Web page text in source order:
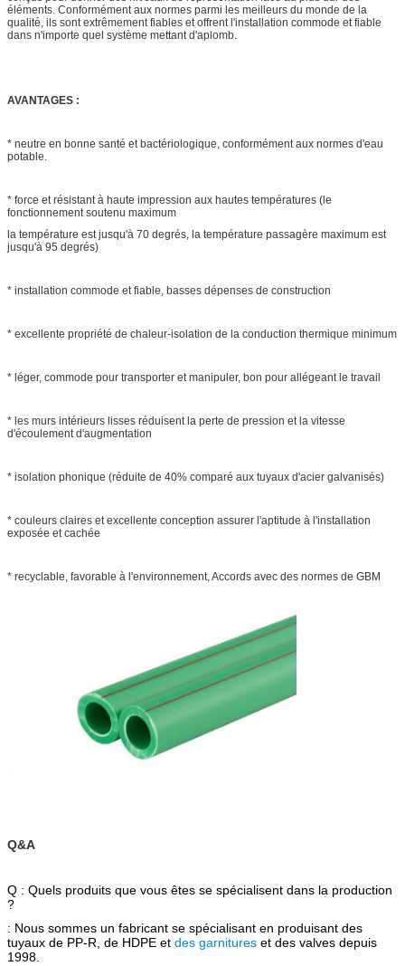
éléments. Conformément aux normes parmi les meilleurs du monde de la
qualité, ils sont extrêmement fiables et offrent l'installation commode et fiable
dans n'importe quel système mettant d'aplomb.
AVANTAGES :
* neutre en bonne santé et bactériologique, conformément aux normes d'eau
potable.
* force et résistant à haute impression aux hautes températures (le
fonctionnement soutenu maximum
la température est jusqu'à 70 degrés, la température passagère maximum est
jusqu'à 95 degrés)
* installation commode et fiable, basses dépenses de construction
* excellente propriété de chaleur-isolation de la conduction thermique minimum
* léger, commode pour transporter et manipuler, bon pour allégeant le travail
* les murs intérieurs lisses réduisent la perte de pression et la vitesse
d'écoulement d'augmentation
* isolation phonique (réduite de 40% comparé aux tuyaux d'acier galvanisés)
* couleurs claires et excellente conception assurer l'aptitude à l'installation
exposée et cachée
* recyclable, favorable à l'environnement, Accords avec des normes de GBM
Q&A
Q : Quels produits que vous êtes se spécialisent dans la production
?
: Nous sommes un fabricant se spécialisant en produisant des
tuyaux de PP-R, de HDPE et des garnitures et des valves depuis
1998.